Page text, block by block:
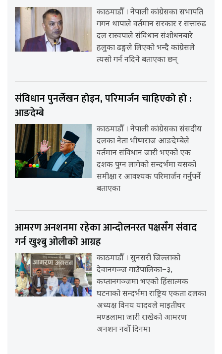
काठमाडौँ । नेपाली कांग्रेसका सभापति
गगन थापाले वर्तमान सरकार र सत्तारुढ
दल रास्वपाले संविधान संशोधनबारे
हलुका ढङ्गले लिएको भन्दै कांग्रेसले
त्यसो गर्न नदिने बताएका छन्
संविधान पुनर्लेखन होइन, परिमार्जन चाहिएको हो :
आङदेम्बे
काठमाडौँ । नेपाली कांग्रेसका संसदीय
दलका नेता भीष्मराज आङदेम्बेले
वर्तमान संविधान जारी भएको एक
दशक पुग्न लागेको सन्दर्भमा यसको
समीक्षा र आवश्यक परिमार्जन गर्नुपर्ने
बताएका
आमरण अनशनमा रहेका आन्दोलनरत पक्षसँग संवाद
गर्न खुश्बु ओलीको आग्रह
काठमाडौँ । सुनसरी जिल्लाको
देवानगञ्ज गाउँपालिका–३,
कप्तानगञ्जमा भएको हिंसात्मक
घटनाको सन्दर्भमा राष्ट्रिय एकता दलका
अध्यक्ष विनय यादवले माइतीघर
मण्डलामा जारी राखेको आमरण
अनशन नवौँ दिनमा